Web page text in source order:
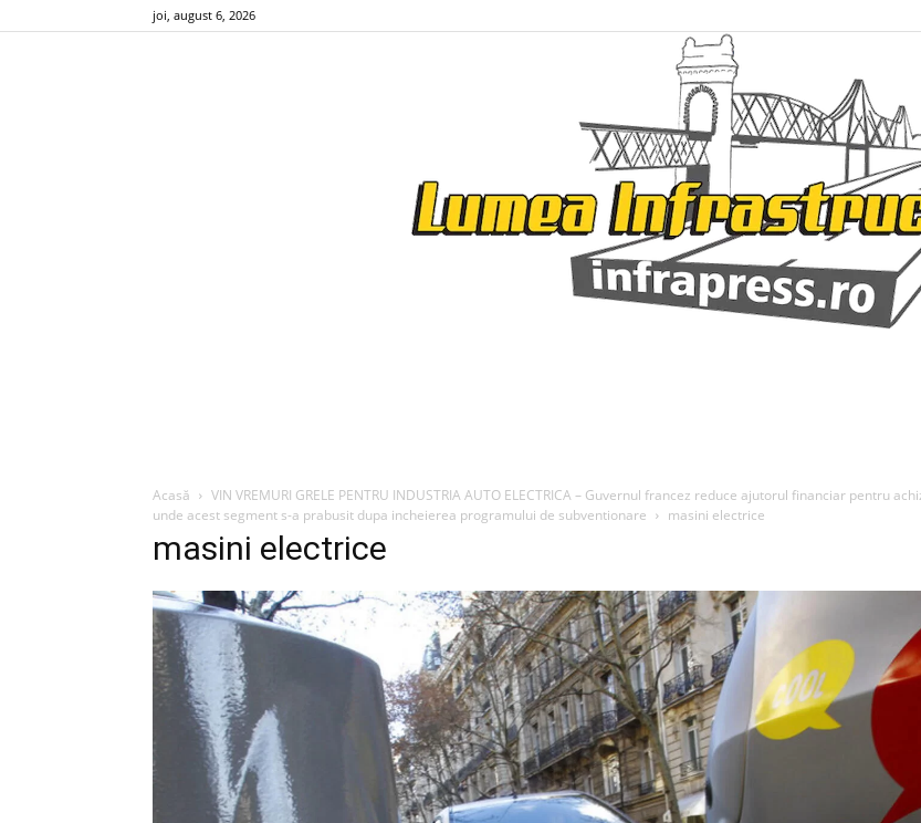
joi, august 6, 2026
Acasă
VIN VREMURI GRELE PENTRU INDUSTRIA AUTO ELECTRICA – Guvernul francez reduce ajutorul financiar pentru
unde acest segment s-a prabusit dupa incheierea programului de subventionare
masini electrice
masini electrice